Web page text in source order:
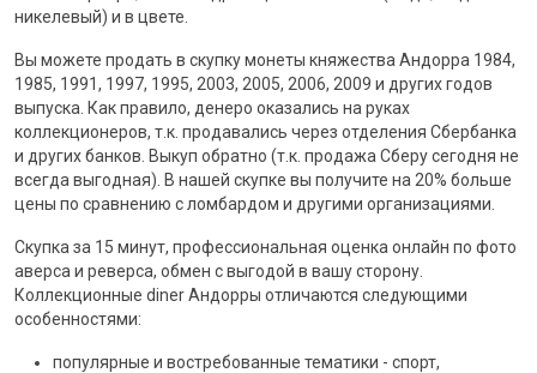
никелевый) и в цвете.
Вы можете продать в скупку монеты княжества Андорра 1984,
1985, 1991, 1997, 1995, 2003, 2005, 2006, 2009 и других годов
выпуска. Как правило, денеро оказались на руках
коллекционеров, т.к. продавались через отделения Сбербанка
и других банков. Выкуп обратно (т.к. продажа Сберу сегодня не
всегда выгодная). В нашей скупке вы получите на 20% больше
цены по сравнению с ломбардом и другими организациями.
Скупка за 15 минут, профессиональная оценка онлайн по фото
аверса и реверса, обмен с выгодой в вашу сторону.
Коллекционные diner Андорры отличаются следующими
особенностями:
популярные и востребованные тематики - спорт,